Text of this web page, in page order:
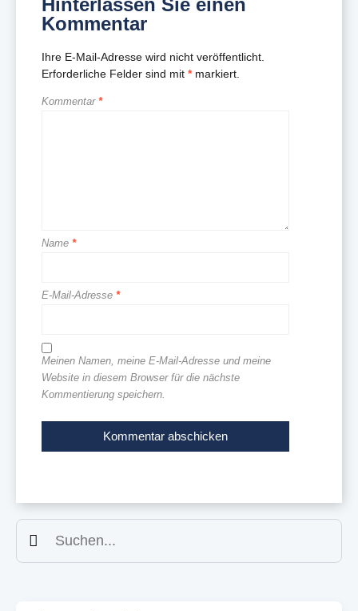
Hinterlassen Sie einen
Kommentar
Ihre E-Mail-Adresse wird nicht veröffentlicht.
Erforderliche Felder sind mit *markiert.
Kommentar *
Name *
E-Mail-Adresse *
Meinen Namen, meine E-Mail-Adresse und meine
Website in diesem Browser für die nächste
Kommentierung speichern.
Suchen